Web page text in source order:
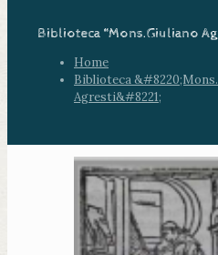
Biblioteca “Mons.Giuliano
Home
Biblioteca
Agresti&#8221;